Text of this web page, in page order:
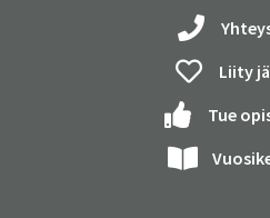
Liity
Tue